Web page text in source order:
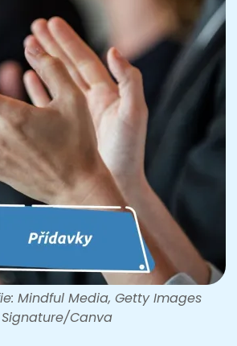
Mindful Media, Getty Images
Signature/Canva